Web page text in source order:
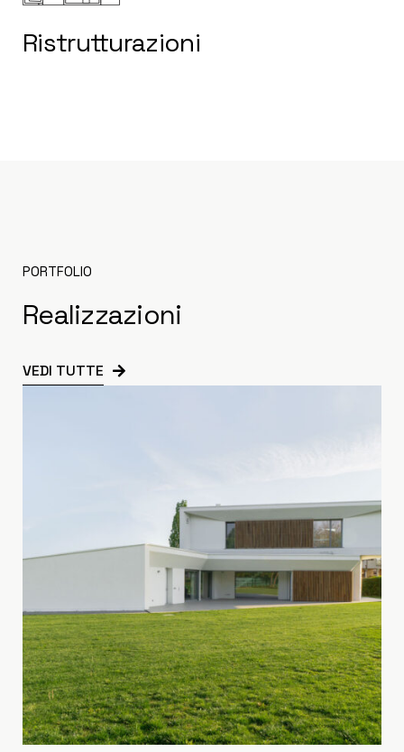
Ristrutturazioni
PORTFOLIO
Realizzazioni
VEDI TUTTE